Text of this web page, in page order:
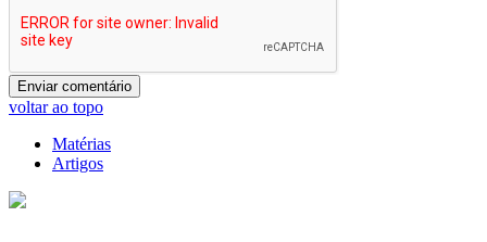
voltar ao topo
Matérias
Artigos